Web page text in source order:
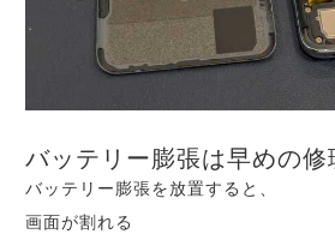
バッテリー膨張は早めの修
バッテリー膨張を放置すると、
画面が割れる